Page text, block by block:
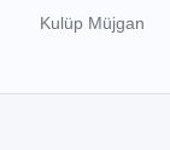
Kulüp Müjgan